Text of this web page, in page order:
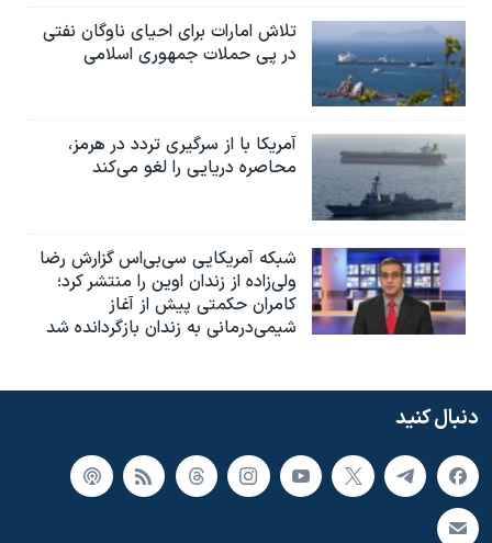
تلاش امارات برای احیای ناوگان نفتی
در پی حملات جمهوری اسلامی
آمریکا با از سرگیری تردد در هرمز،
محاصره دریایی را لغو می‌کند
شبکه آمریکایی سی‌بی‌‌اس گزارش رضا
ولی‌زاده از زندان اوین را منتشر کرد؛
کامران حکمتی پیش از آغاز
شیمی‌درمانی به زندان بازگردانده شد
دنبال کنید